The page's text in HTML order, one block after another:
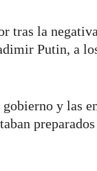
tras la
Putin, a
y las